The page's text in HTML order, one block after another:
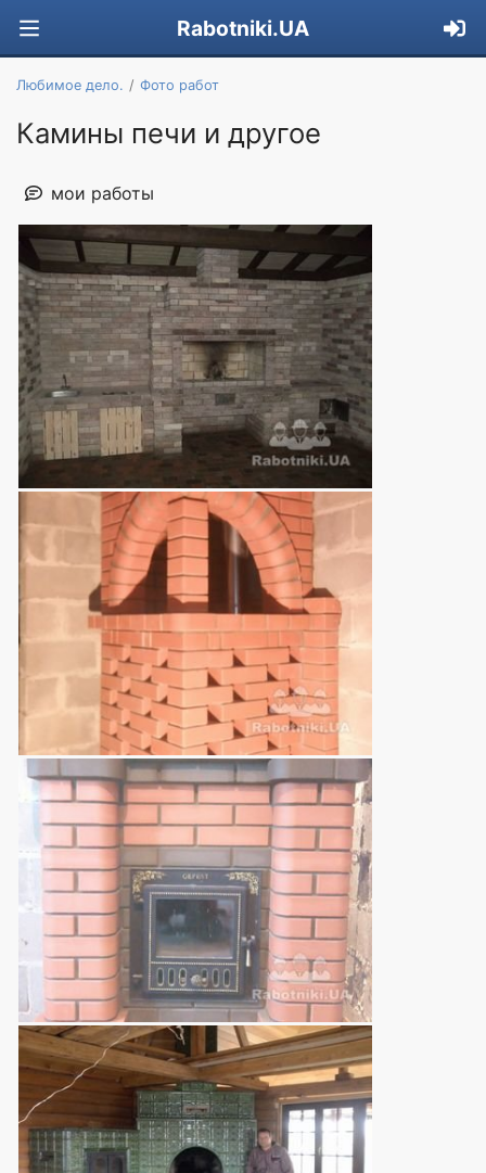
Rabotniki.UA
Любимое дело. Фото работ
Камины печи и другое
мои работы